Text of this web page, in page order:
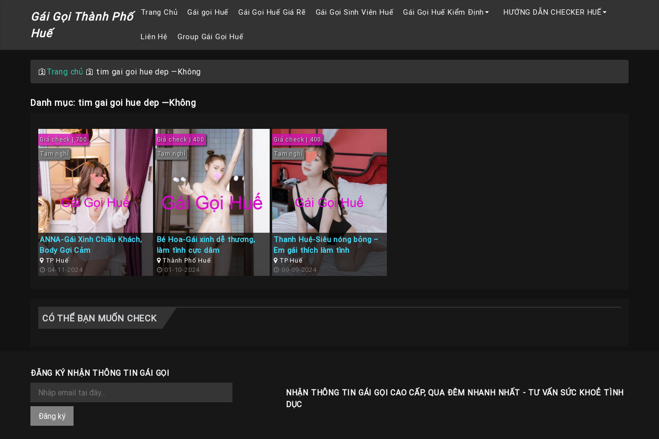
Gái Gọi Thành Phố
Huế
Trang Chủ Gái gọi Huế Gái Gọi Huế Giá Rẽ Gái Gọi Sinh Viên Huế Gái Gọi Huế Kiểm Định HƯỚNG DẪN CHECKER HUẾ
Liên Hệ Group Gái Gọi Huế
🛐 Trang chủ 🛐 tim gai goi hue dep —Không
Danh mục: tim gai goi hue dep —Không
Giá check | 700
Tạm nghỉ
ANNA-Gái Xinh Chiều Khách,
Body Gợi Cảm
TP Huế
04-11-2024
Giá check | 400
Tạm nghỉ
Bé Hoa-Gái xinh dễ thương,
làm tình cực dâm
Thành Phố Huế
01-10-2024
Giá check | 400
Tạm nghỉ
Thanh Huệ-Siêu nóng bỏng –
Em gái thích làm tình
TP Huế
09-09-2024
CÓ THỂ BẠN MUỐN CHECK
ĐĂNG KÝ NHẬN THÔNG TIN GÁI GỌI
NHẬN THÔNG TIN GÁI GỌI CAO CẤP, QUA ĐÊM NHANH NHẤT - TƯ VẤN SỨC KHOẺ TÌNH
DỤC